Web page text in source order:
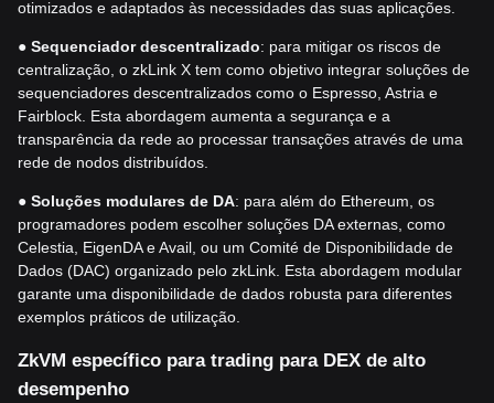
otimizados e adaptados às necessidades das suas aplicações.
● Sequenciador descentralizado: para mitigar os riscos de
centralização, o zkLink X tem como objetivo integrar soluções de
sequenciadores descentralizados como o Espresso, Astria e
Fairblock. Esta abordagem aumenta a segurança e a
transparência da rede ao processar transações através de uma
rede de nodos distribuídos.
● Soluções modulares de DA: para além do Ethereum, os
programadores podem escolher soluções DA externas, como
Celestia, EigenDA e Avail, ou um Comité de Disponibilidade de
Dados (DAC) organizado pelo zkLink. Esta abordagem modular
garante uma disponibilidade de dados robusta para diferentes
exemplos práticos de utilização.
ZkVM específico para trading para DEX de alto
desempenho